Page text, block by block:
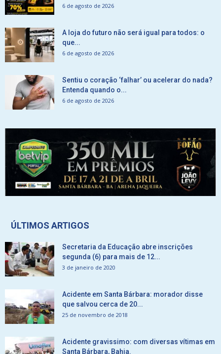
6 de agosto de 2026
A loja do futuro não será igual para todos: o
que...
6 de agosto de 2026
Sentiu o coração ‘falhar’ ou acelerar do nada?
Entenda quando o...
6 de agosto de 2026
ÚLTIMOS ARTIGOS
Secretaria da Educação abre inscrições
segunda (6) para mais de 12...
3 de janeiro de 2020
Acidente em Santa Bárbara: morador disse
que salvou cerca de 20...
25 de novembro de 2018
Acidente gravissimo: com diversas vítimas em
Santa Bárbara, Bahia.